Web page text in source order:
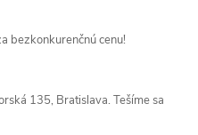
bezkonkurenčnú cenu!
135, Bratislava. Tešíme sa